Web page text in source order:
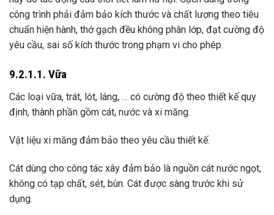
công trình phải đảm bảo kích thước và chất lượng theo tiêu
chuẩn hiện hành, thớ gạch đều không phân lớp, đạt cường độ
yêu cầu, sai số kích thước trong phạm vi cho phép.
9.2.1.1. Vữa
Các loại vữa, trát, lót, láng, … có cường độ theo thiết kế quy
định, thành phần gồm cát, nước và xi măng.
Vật liệu xi măng đảm bảo theo yêu cầu thiết kế.
Cát dùng cho công tác xây đảm bảo là nguồn cát nước ngọt,
không có tạp chất, sét, bùn. Cát được sàng trước khi sử
dụng.